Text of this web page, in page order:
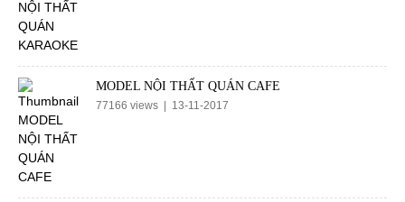
MODEL NỘI THẤT QUÁN CAFE
77166 views | 13-11-2017